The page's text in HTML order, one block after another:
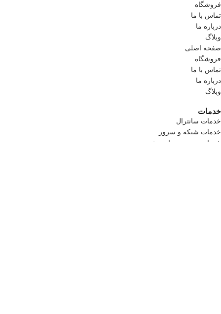
فروشگاه
تماس با ما
درباره ما
وبلاگ
صفحه اصلی
فروشگاه
تماس با ما
درباره ما
وبلاگ
خدمات
خدمات سانترال
خدمات شبکه و سرور
خدمات دوربین مدار بسته